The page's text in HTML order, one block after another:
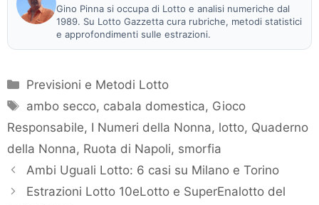
Gino Pinna si occupa di Lotto e analisi numeriche dal
1989. Su Lotto Gazzetta cura rubriche, metodi statistici
e approfondimenti sulle estrazioni.
Categorie
Previsioni e Metodi Lotto
Tag
ambo secco, cabala domestica, Gioco
Responsabile, I Numeri della Nonna, lotto, Quaderno
della Nonna, Ruota di Napoli, smorfia
Ambi Uguali Lotto: 6 casi su Milano e Torino
Estrazioni Lotto 10eLotto e SuperEnalotto del